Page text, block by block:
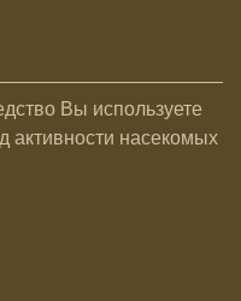
Вы используете
активности насекомых